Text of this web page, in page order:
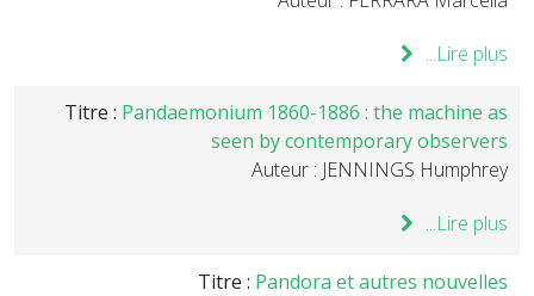
Lire plus...
Titre : Pandaemonium 1860-1886 : the machine as
seen by contemporary observers
Auteur : JENNINGS Humphrey
Lire plus...
Titre : Pandora et autres nouvelles